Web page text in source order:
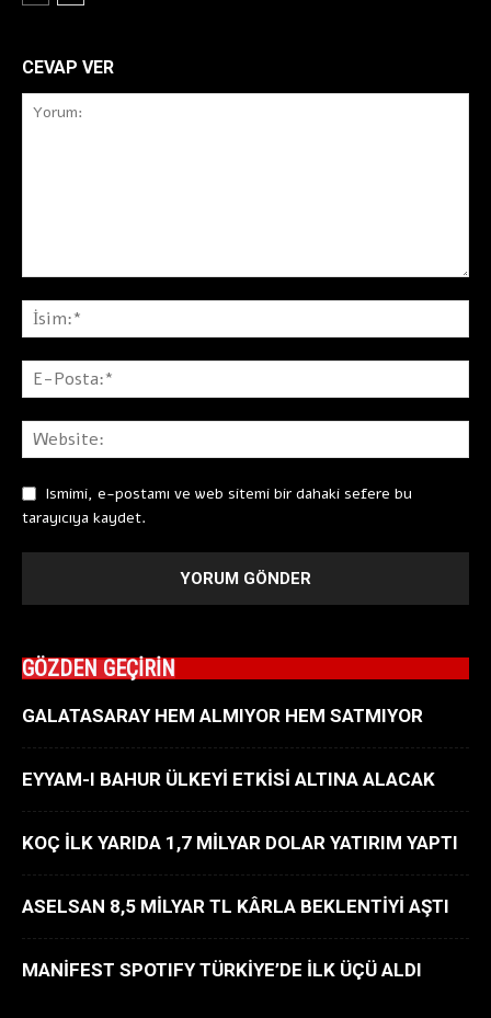
CEVAP VER
Ismimi, e-postamı ve web sitemi bir dahaki sefere bu
tarayıcıya kaydet.
GÖZDEN GEÇİRİN
GALATASARAY HEM ALMIYOR HEM SATMIYOR
EYYAM-I BAHUR ÜLKEYİ ETKİSİ ALTINA ALACAK
KOÇ İLK YARIDA 1,7 MİLYAR DOLAR YATIRIM YAPTI
ASELSAN 8,5 MİLYAR TL KÂRLA BEKLENTİYİ AŞTI
MANİFEST SPOTIFY TÜRKİYE’DE İLK ÜÇÜ ALDI